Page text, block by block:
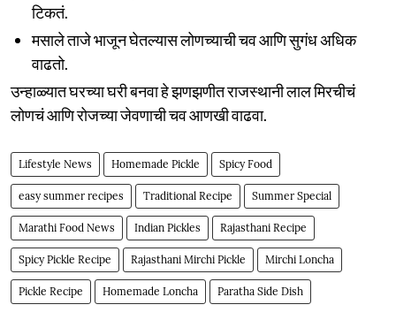
टिकतं.
मसाले ताजे भाजून घेतल्यास लोणच्याची चव आणि सुगंध अधिक
वाढतो.
उन्हाळ्यात घरच्या घरी बनवा हे झणझणीत राजस्थानी लाल मिरचीचं
लोणचं आणि रोजच्या जेवणाची चव आणखी वाढवा.
Lifestyle News Homemade Pickle Spicy Food
easy summer recipes Traditional Recipe Summer Special
Marathi Food News Indian Pickles Rajasthani Recipe
Spicy Pickle Recipe Rajasthani Mirchi Pickle Mirchi Loncha
Pickle Recipe Homemade Loncha Paratha Side Dish